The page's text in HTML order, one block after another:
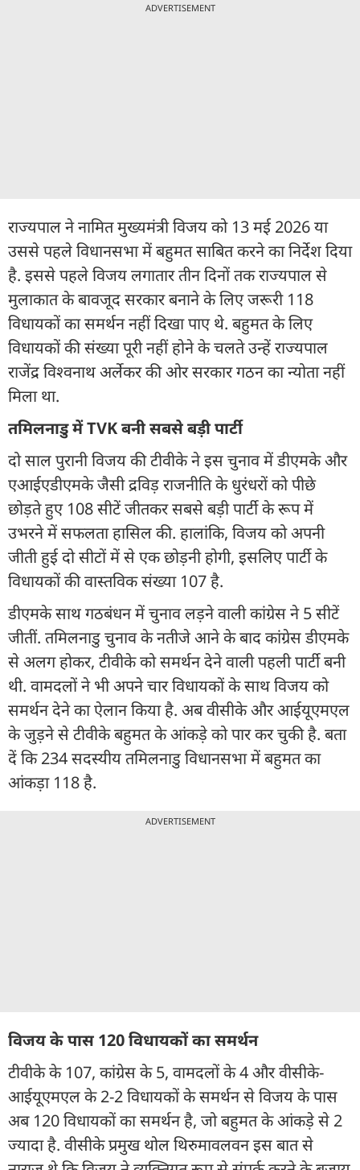
ADVERTISEMENT
राज्यपाल ने नामित मुख्यमंत्री विजय को 13 मई 2026 या
उससे पहले विधानसभा में बहुमत साबित करने का निर्देश दिया
है. इससे पहले विजय लगातार तीन दिनों तक राज्यपाल से
मुलाकात के बावजूद सरकार बनाने के लिए जरूरी 118
विधायकों का समर्थन नहीं दिखा पाए थे. बहुमत के लिए
विधायकों की संख्या पूरी नहीं होने के चलते उन्हें राज्यपाल
राजेंद्र विश्वनाथ अर्लेकर की ओर सरकार गठन का न्योता नहीं
मिला था.
तमिलनाडु में TVK बनी सबसे बड़ी पार्टी
दो साल पुरानी विजय की टीवीके ने इस चुनाव में डीएमके और
एआईएडीएमके जैसी द्रविड़ राजनीति के धुरंधरों को पीछे
छोड़ते हुए 108 सीटें जीतकर सबसे बड़ी पार्टी के रूप में
उभरने में सफलता हासिल की. हालांकि, विजय को अपनी
जीती हुई दो सीटों में से एक छोड़नी होगी, इसलिए पार्टी के
विधायकों की वास्तविक संख्या 107 है.
डीएमके साथ गठबंधन में चुनाव लड़ने वाली कांग्रेस ने 5 सीटें
जीतीं. त​मिलनाडु चुनाव के नतीजे आने के बाद कांग्रेस डीएमके
से अलग होकर, टीवीके को समर्थन देने वाली पहली पार्टी बनी
थी. वामदलों ने भी अपने चार विधायकों के साथ विजय को
समर्थन देने का ऐलान किया है. अब वीसीके और आईयूएमएल
के जुड़ने से टीवीके बहुमत के आंकड़े को पार कर चुकी है. बता
दें कि 234 सदस्यीय तमिलनाडु विधानसभा में बहुमत का
आंकड़ा 118 है.
ADVERTISEMENT
विजय के पास 120 विधायकों का समर्थन
टीवीके के 107, कांग्रेस के 5, वामदलों के 4 और वीसीके-
आईयूएमएल के 2-2 विधायकों के समर्थन से विजय के पास
अब 120 विधायकों का समर्थन है, जो बहुमत के आंकड़े से 2
ज्यादा है. वीसीके प्रमुख थोल थिरुमावलवन इस बात से